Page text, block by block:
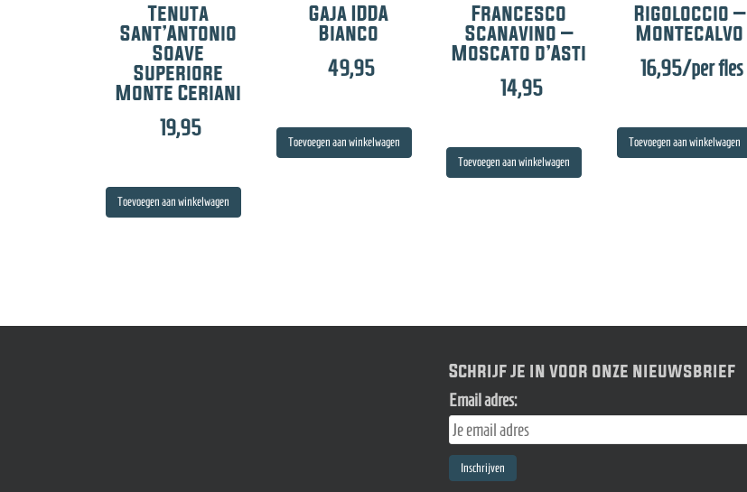
Tenuta
Sant’Antonio
Soave
Superiore
Monte Ceriani
19,95
Toevoegen aan winkelwagen
Gaja IDDA
Bianco
49,95
Toevoegen aan winkelwagen
Francesco
Scanavino –
Moscato d’Asti
14,95
Toevoegen aan winkelwagen
Rigoloccio –
Montecalvo
16,95/per fles
Toevoegen aan winkelwagen
Schrijf je in voor onze nieuwsbrief
Email adres: